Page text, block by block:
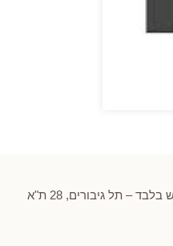
– תל גיבורים, 28 ת"א